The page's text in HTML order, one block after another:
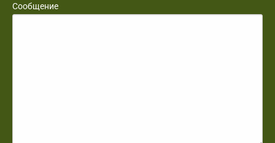
Сообщение